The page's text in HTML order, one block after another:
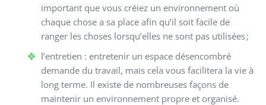
important que vous créiez un environnement où
chaque chose a sa place afin qu’il soit facile de
ranger les choses lorsqu’elles ne sont pas utilisées;
l’entretien : entretenir un espace désencombré
demande du travail, mais cela vous facilitera la vie à
long terme. Il existe de nombreuses façons de
maintenir un environnement propre et organisé.